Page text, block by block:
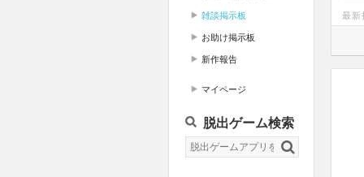
雑談掲示板
お助け掲示板
新作報告
マイページ
脱出ゲーム検索
最